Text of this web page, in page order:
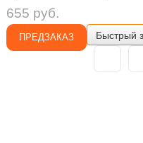
ударопрочного пластика.
гусиной и утиной охоте: чучело
высаживается в
близости к засидке охотника,
655 руб.
ПРЕДЗАКАЗ Быстрый